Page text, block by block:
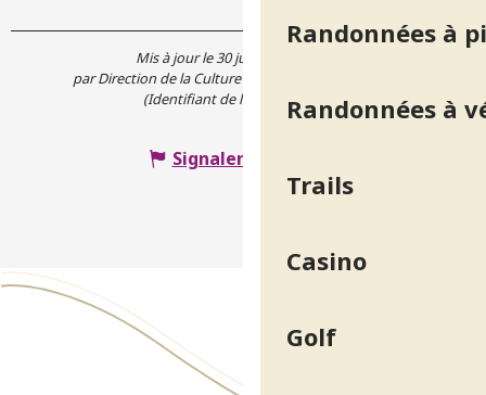
Randonnées à
Randonnées à
Trails
Casino
Golf
Mis à jour le 30 juillet 2026 à 10:27
par Direction de la Culture et du Patrimoine de l'Isère
(Identifiant de l'offre :
7887573
Signaler une erreur